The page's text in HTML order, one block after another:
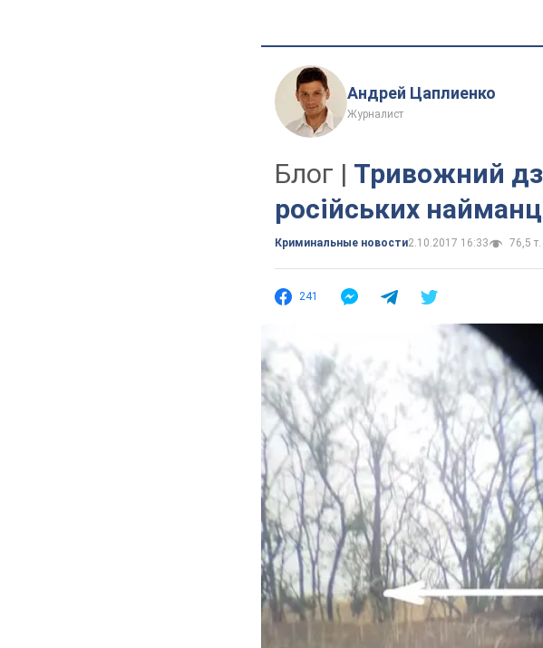
Андрей Цаплиенко
Журналист
Блог | Тривожний
російських
Криминальные новости2.10.2017 16:33 76,5 т.
241